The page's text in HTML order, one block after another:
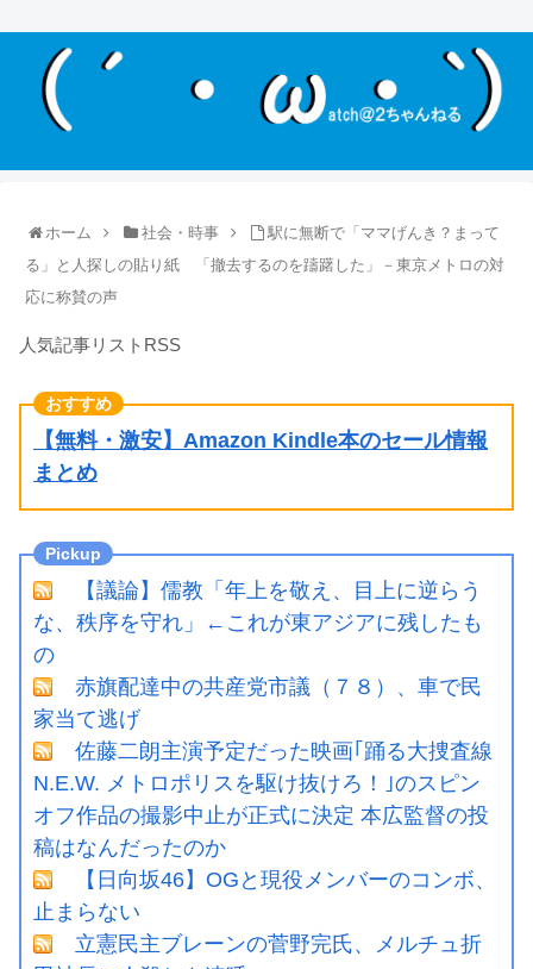
ホーム 社会・時事
駅に無断で「ママげんき？まって
る」と人探しの貼り紙 「撤去するのを躊躇した」－東京メトロの対
応に称賛の声
人気記事リストRSS
【無料・激安】Amazon Kindle本のセール情報
まとめ
【議論】儒教「年上を敬え、目上に逆らう
な、秩序を守れ」←これが東アジアに残したも
の
赤旗配達中の共産党市議（７８）、車で民
家当て逃げ
佐藤二朗主演予定だった映画｢踊る大捜査線
N.E.W. メトロポリスを駆け抜けろ！｣のスピン
オフ作品の撮影中止が正式に決定 本広監督の投
稿はなんだったのか
【日向坂46】OGと現役メンバーのコンボ、
止まらない
立憲民主ブレーンの菅野完氏、メルチュ折